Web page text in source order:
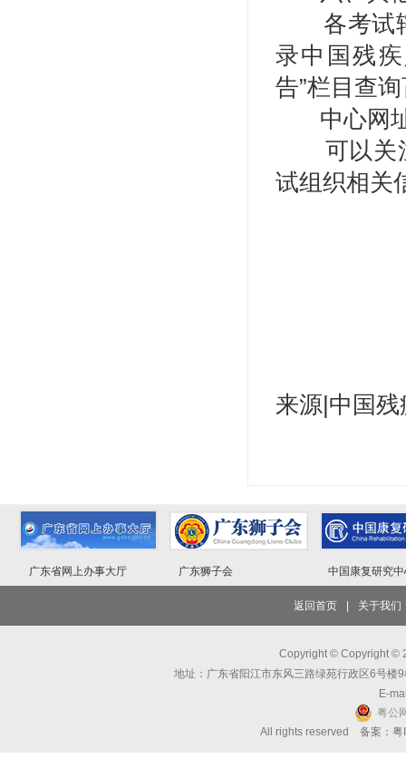
各考试
录中国残
告”栏目查
中心网
可以关
试组织相关
来源|中国
广东省网上办事大厅 广东狮子会 中国康复研究
返回首页 关于我们
Copyright © Copyright ©
地址：广东省阳江市东风三路绿苑行政区6号
E-
粤公
All rights reserved 备案：粤